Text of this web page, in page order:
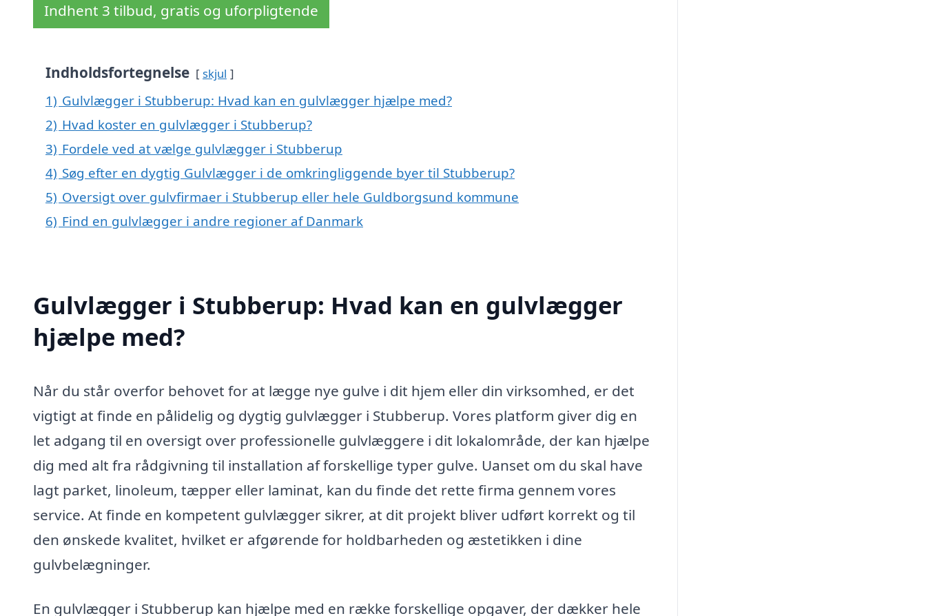
Indhent 3 tilbud, gratis og uforpligtende
Indholdsfortegnelse skjul
1) Gulvlægger i Stubberup: Hvad kan en gulvlægger hjælpe med?
2) Hvad koster en gulvlægger i Stubberup?
3) Fordele ved at vælge gulvlægger i Stubberup
4) Søg efter en dygtig Gulvlægger i de omkringliggende byer til Stubberup?
5) Oversigt over gulvfirmaer i Stubberup eller hele Guldborgsund kommune
6) Find en gulvlægger i andre regioner af Danmark
Gulvlægger i Stubberup: Hvad kan en gulvlægger
hjælpe med?
Når du står overfor behovet for at lægge nye gulve i dit hjem eller din virksomhed, er det
vigtigt at finde en pålidelig og dygtig gulvlægger i Stubberup. Vores platform giver dig en
let adgang til en oversigt over professionelle gulvlæggere i dit lokalområde, der kan hjælpe
dig med alt fra rådgivning til installation af forskellige typer gulve. Uanset om du skal have
lagt parket, linoleum, tæpper eller laminat, kan du finde det rette firma gennem vores
service. At finde en kompetent gulvlægger sikrer, at dit projekt bliver udført korrekt og til
den ønskede kvalitet, hvilket er afgørende for holdbarheden og æstetikken i dine
gulvbelægninger.
En gulvlægger i Stubberup kan hjælpe med en række forskellige opgaver, der dækker hele